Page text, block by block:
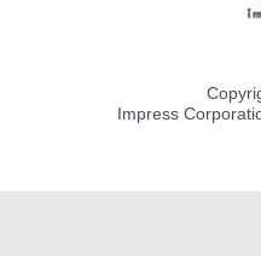
Impress